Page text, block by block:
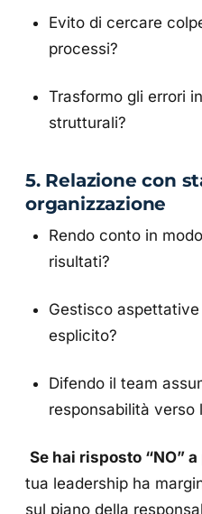
Evito di cercare
processi?
Trasformo gli errori
strutturali?
5. Relazione con
organizzazione
Rendo conto in
risultati?
Gestisco
esplicito?
Difendo il team
responsabilità verso
Se hai risposto “NO”
tua leadership ha
sul piano della